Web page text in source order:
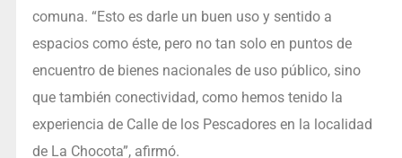
comuna. “Esto es darle un buen uso y sentido a
espacios como éste, pero no tan solo en puntos de
encuentro de bienes nacionales de uso público, sino
que también conectividad, como hemos tenido la
experiencia de Calle de los Pescadores en la localidad
de La Chocota”, afirmó.